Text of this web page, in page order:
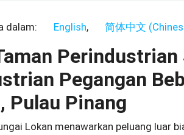
dalam: English 简体中文 (
Perindustrian
Pegangan
Pulau Pinang
Lokan menawarkan peluang luar